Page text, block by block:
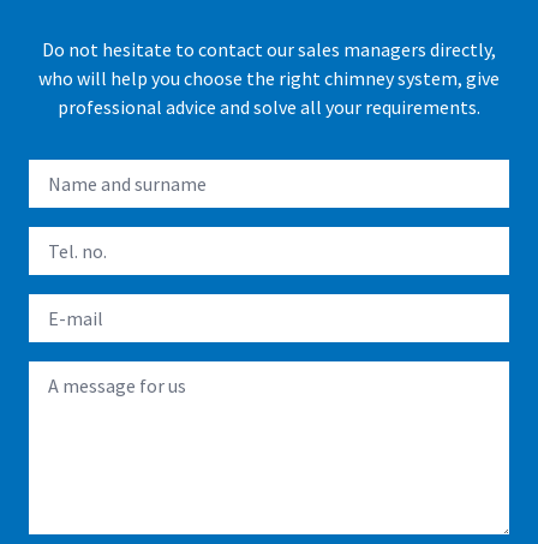
Do not hesitate to contact our sales managers directly,
who will help you choose the right chimney system, give
professional advice and solve all your requirements.